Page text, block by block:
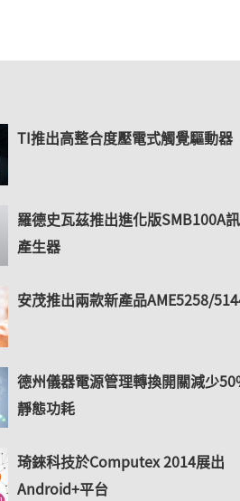
TI推出高整合度壓電式觸覺驅動器
羅德史瓦茲推出進化版SMB100A
產生器
安茂推出兩款新產品AME5258/
德州儀器電源管理轉換開關減少
靜態功耗
琦錸科技於Computex 2014展出
Android+平台